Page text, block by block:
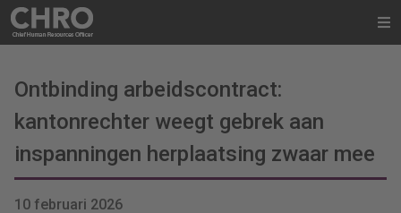
Ontbinding arbeidscontract:
kantonrechter weegt gebrek aan
inspanningen herplaatsing zwaar mee
10 februari 2026